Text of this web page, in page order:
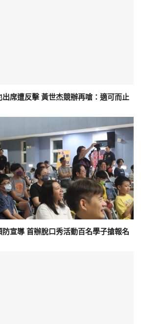
席遭反擊 黃世杰競辦再嗆：適可而止
宣導 首辦脫口秀活動百名學子搶報名